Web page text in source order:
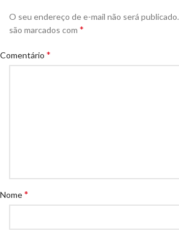
O seu endereço de e-mail não será publicado.
são marcados com *
Comentário *
Nome*